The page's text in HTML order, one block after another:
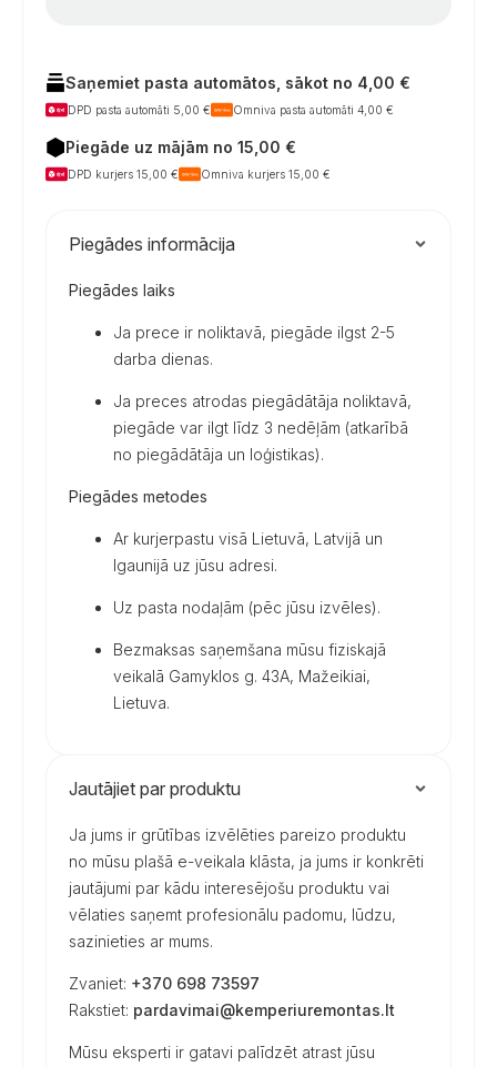
pasukamu
vamzdeliu
daudzums
Saņemiet pasta automātos, sākot no 4,00 €
DPD pasta automāti 5,00 € Omniva pasta automāti 4,00 €
Piegāde uz mājām no 15,00 €
DPD kurjers 15,00 € Omniva kurjers 15,00 €
Piegādes informācija
Piegādes laiks
Ja prece ir noliktavā, piegāde ilgst 2-5
darba dienas.
Ja preces atrodas piegādātāja noliktavā,
piegāde var ilgt līdz 3 nedēļām (atkarībā
no piegādātāja un loģistikas).
Piegādes metodes
Ar kurjerpastu visā Lietuvā, Latvijā un
Igaunijā uz jūsu adresi.
Uz pasta nodaļām (pēc jūsu izvēles).
Bezmaksas saņemšana mūsu fiziskajā
veikalā Gamyklos g. 43A, Mažeikiai,
Lietuva.
Jautājiet par produktu
Ja jums ir grūtības izvēlēties pareizo produktu
no mūsu plašā e-veikala klāsta, ja jums ir konkrēti
jautājumi par kādu interesējošu produktu vai
vēlaties saņemt profesionālu padomu, lūdzu,
sazinieties ar mums.
Zvaniet: +370 698 73597
Rakstiet: pardavimai@kemperiuremontas.lt
Mūsu eksperti ir gatavi palīdzēt atrast jūsu